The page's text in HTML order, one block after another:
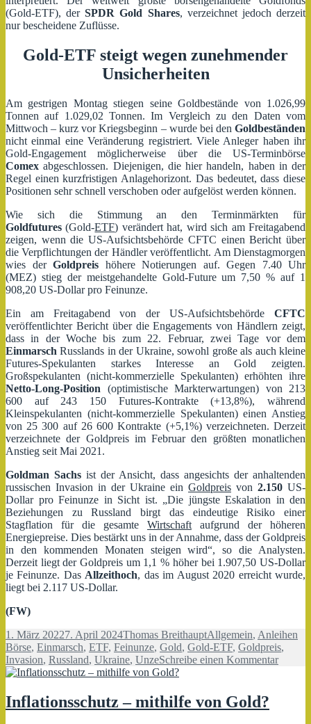
(Gold-ETF), derSPDR Gold Shares, verzeichnet jedoch derzeit
nur bescheidene Zuflüsse.
Gold-ETF steigt wegen zunehmender
Unsicherheiten
Am gestrigen Montag stiegen seine Goldbestände von 1.026,99
Tonnen auf 1.029,02 Tonnen. Im Vergleich zu den Daten vom
Mittwoch – kurz vor Kriegsbeginn – wurde bei den Goldbeständen
nicht einmal eine Veränderung registriert. Viele Anleger haben ihr
Gold-Engagement möglicherweise über die US-Terminbörse
Comex abgeschlossen. Diejenigen, die hier handeln, haben in der
Regel einen kurzfristigen Anlagehorizont. Das bedeutet, dass diese
Positionen sehr schnell verschoben oder aufgelöst werden können.
Wie sich die Stimmung an den Terminmärkten für
Goldfutures (Gold-ETF) verändert hat, wird sich am Freitagabend
zeigen, wenn die US-Aufsichtsbehörde CFTC einen Bericht über
die Verpflichtungen der Händler veröffentlicht. Am Dienstagmorgen
wies der Goldpreis höhere Notierungen auf. Gegen 7.40 Uhr
(MEZ) stieg der meistgehandelte Gold-Future um 7,50 % auf 1
908,20 US-Dollar pro Feinunze.
Ein am Freitagabend von der US-Aufsichtsbehörde CFTC
veröffentlichter Bericht über die Engagements von Händlern zeigt,
dass in der Woche bis zum 22. Februar, zwei Tage vor dem
Einmarsch Russlands in der Ukraine, sowohl große als auch kleine
Futures-Spekulanten starkes Interesse an Gold zeigten.
Großspekulanten (nicht-kommerzielle Spekulanten) erhöhten ihre
Netto-Long-Position (optimistische Markterwartungen) von 213
600 auf 243 150 Futures-Kontrakte (+13,8%), während
Kleinspekulanten (nicht-kommerzielle Spekulanten) einen Anstieg
von 25 300 auf 26 600 Kontrakte (+5,1%) verzeichneten. Derzeit
verzeichnete der Goldpreis im Februar den größten monatlichen
Anstieg seit Mai 2021.
Goldman Sachs ist der Ansicht, dass angesichts der anhaltenden
russischen Invasion in der Ukraine ein Goldpreis von 2.150 US-
Dollar pro Feinunze in Sicht ist. „Die jüngste Eskalation in den
Beziehungen zu Russland birgt das eindeutige Risiko einer
Stagflation für die gesamte Wirtschaft aufgrund der höheren
Energiepreise. Dies bestärkt uns in der Annahme, dass der Goldpreis
in den kommenden Monaten steigen wird“, so die Analysten.
Derzeit liegt der Goldpreis um 1,1 % höher bei 1.907,50 US-Dollar
je Feinunze. Das Allzeithoch, das im August 2020 erreicht wurde,
liegt bei 2.117 US-Dollar.
(FW)
Veröffentlicht
am
1. März 20227. April 2024Autor
Thomas BreithauptKategorien
Allgemein, Anleihen
Börse, Einmarsch, ETF, Feinunze, Gold, Gold-ETF, Goldpreis,
Invasion, Russland, Ukraine, UnzeSchreibe einen Kommentarzu
Inflationsschutz – mithilfe von Gold?